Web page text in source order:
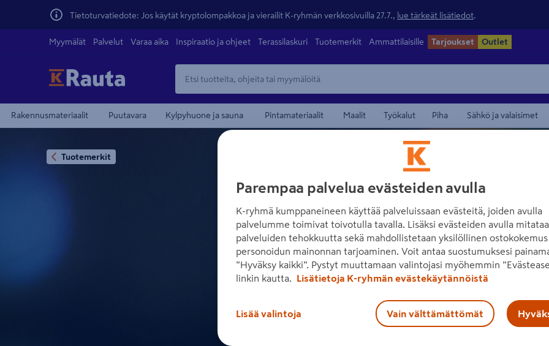
Tietoturvatiedote: Jos käytät kryptolompakkoa ja vierailit K-ryhmän verkkosivuilla 27.7., lue tärkeät lisätiedot
Myymälät Palvelut Varaa aika Inspiraatio ja ohjeet Terassilaskuri Tuotemerkit Ammattilaisille Tarjoukset Outlet
Rakennusmateriaalit Puutavara Kylpyhuone ja sauna Pintamateriaalit Maalit Työkalut Piha Sähkö ja valaisimet
Tuotemerkit
HOTTI
Parempaa palvelua evästeiden avulla
K-ryhmä kumppaneineen käyttää palveluissaan evästeitä, joiden avulla
palvelumme toimivat toivotulla tavalla. Lisäksi evästeiden avulla
palveluiden tehokkuutta sekä mahdollistetaan yksilöllinen ostokokemus
personoidun mainonnan tarjoaminen. Voit antaa suostumuksesi
”Hyväksy kaikki”. Pystyt muuttamaan valintojasi myöhemmin
linkin kautta.
Lisätietoja K-ryhmän evästekäytännöistä
Lisää valintoja Vain välttämättömät